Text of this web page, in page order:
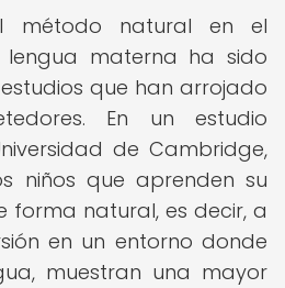
método natural en el
materna ha sido
que han arrojado
En un estudio
de Cambridge,
niños que aprenden su
forma natural, es decir, a
en un entorno donde
muestran una mayor